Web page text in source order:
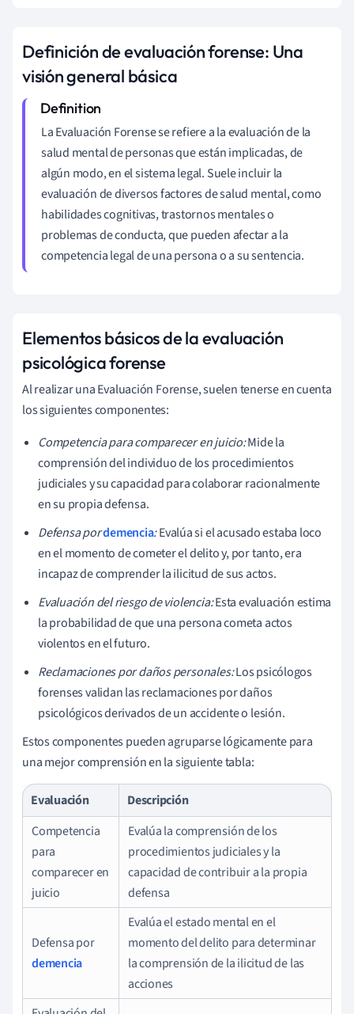
Definición de evaluación forense: Una
visión general básica
La Evaluación Forense se refiere a la evaluación de la
salud mental de personas que están implicadas, de
algún modo, en el sistema legal. Suele incluir la
evaluación de diversos factores de salud mental, como
habilidades cognitivas, trastornos mentales o
problemas de conducta, que pueden afectar a la
competencia legal de una persona o a su sentencia.
Elementos básicos de la evaluación
psicológica forense
Al realizar una Evaluación Forense, suelen tenerse en cuenta
los siguientes componentes:
Competencia para comparecer en juicio:Mide la
comprensión del individuo de los procedimientos
judiciales y su capacidad para colaborar racionalmente
en su propia defensa.
Defensa pordemencia:Evalúa si el acusado estaba loco
en el momento de cometer el delito y, por tanto, era
incapaz de comprender la ilicitud de sus actos.
Evaluación del riesgo de violencia:Esta evaluación estima
la probabilidad de que una persona cometa actos
violentos en el futuro.
Reclamaciones por daños personales:Los psicólogos
forenses validan las reclamaciones por daños
psicológicos derivados de un accidente o lesión.
Estos componentes pueden agruparse lógicamente para
una mejor comprensión en la siguiente tabla:
Evaluación
Descripción
Competencia
para
comparecer en
juicio
Evalúa la comprensión de los
procedimientos judiciales y la
capacidad de contribuir a la propia
defensa
Defensa por
demencia
Evalúa el estado mental en el
momento del delito para determinar
la comprensión de la ilicitud de las
acciones